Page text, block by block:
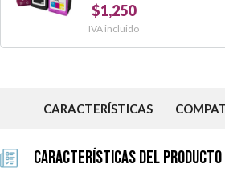
$1,250
IVA incluido
CARACTERÍSTICAS
Características del Producto